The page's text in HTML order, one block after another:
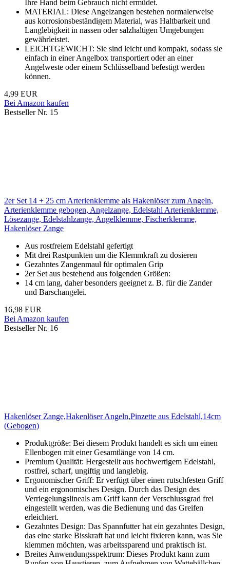
Ihre Hand beim Gebrauch nicht ermüdet.
MATERIAL: Diese Angelzangen bestehen normalerweise
aus korrosionsbeständigem Material, was Haltbarkeit und
Langlebigkeit in nassen oder salzhaltigen Umgebungen
gewährleistet.
LEICHTGEWICHT: Sie sind leicht und kompakt, sodass sie
einfach in einer Angelbox transportiert oder an einer
Angelweste oder einem Schlüsselband befestigt werden
können.
4,99 EUR
Bei Amazon kaufen
Bestseller Nr. 15
2er Set 14 + 25 cm Arterienklemme als Hakenlöser zum Angeln,
Arterienklemme gebogen, Angelzange, Edelstahl Arterienklemme,
Lösezange, Edelstahlzange, Angelklemme, Fischerklemme,
Hakenlöser Zange
Aus rostfreiem Edelstahl gefertigt
Mit drei Rastpunkten um die Klemmkraft zu dosieren
Gezahntes Zangenmaul für optimalen Grip
2er Set aus bestehend aus folgenden Größen:
14 cm lang, daher besonders geeignet z. B. für die Zander
und Barschangelei.
16,98 EUR
Bei Amazon kaufen
Bestseller Nr. 16
Hakenlöser Zange,Hakenlöser Angeln,Pinzette aus Edelstahl,14cm
(Gebogen)
Produktgröße: Bei diesem Produkt handelt es sich um einen
Ellenbogen mit einer Gesamtlänge von 14 cm.
Premium Qualität: Hergestellt aus hochwertigem Edelstahl,
rostfrei, scharf, ungiftig und langlebig.
Ergonomischer Griff: Er verfügt über einen rutschfesten Griff
und ein ergonomisches Design. Durch das Design des
Verriegelungslineals am Griff kann der Verschlussgrad frei
eingestellt werden, was die Bedienung und das Greifen
erleichtert.
Gezahntes Design: Das Spannfutter hat ein gezahntes Design,
das eine starke Bisskraft hat und leicht fixieren kann, was Sie
klemmen möchten, was arbeitssparend und praktisch ist.
Breites Anwendungsspektrum: Dieses Produkt kann zum